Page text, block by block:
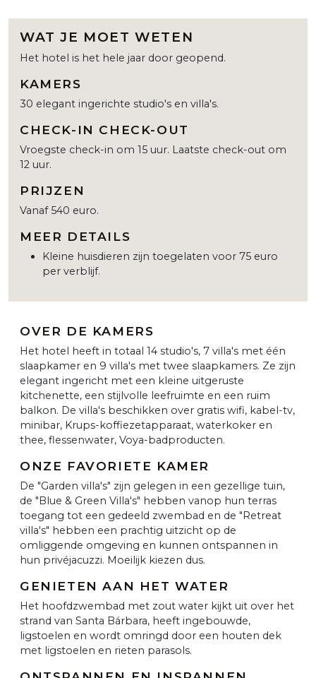
WAT JE MOET WETEN
Het hotel is het hele jaar door geopend.
KAMERS
30 elegant ingerichte studio's en villa's.
CHECK-IN CHECK-OUT
Vroegste check-in om 15 uur. Laatste check-out om
12 uur.
PRIJZEN
Vanaf 540 euro.
MEER DETAILS
Kleine huisdieren zijn toegelaten voor 75 euro
per verblijf.
OVER DE KAMERS
Het hotel heeft in totaal 14 studio's, 7 villa's met één
slaapkamer en 9 villa's met twee slaapkamers. Ze zijn
elegant ingericht met een kleine uitgeruste
kitchenette, een stijlvolle leefruimte en een ruim
balkon. De villa's beschikken over gratis wifi, kabel-tv,
minibar, Krups-koffiezetapparaat, waterkoker en
thee, flessenwater, Voya-badproducten.
ONZE FAVORIETE KAMER
De "Garden villa's" zijn gelegen in een gezellige tuin,
de "Blue & Green Villa's" hebben vanop hun terras
toegang tot een gedeeld zwembad en de "Retreat
villa's" hebben een prachtig uitzicht op de
omliggende omgeving en kunnen ontspannen in
hun privéjacuzzi. Moeilijk kiezen dus.
GENIETEN AAN HET WATER
Het hoofdzwembad met zout water kijkt uit over het
strand van Santa Bárbara, heeft ingebouwde,
ligstoelen en wordt omringd door een houten dek
met ligstoelen en rieten parasols.